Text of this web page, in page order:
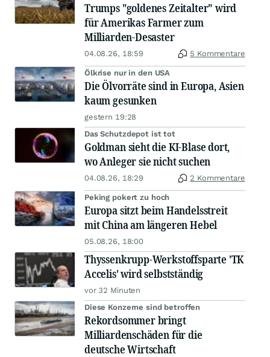
Trumps "goldenes Zeitalter" wird
für Amerikas Farmer zum
Milliarden-Desaster
04.08.26, 18:59 5 Kommentare
Ölkrise nur in den USA
Die Ölvorräte sind in Europa, Asien
kaum gesunken
gestern 19:28
Das Schutzdepot ist tot
Goldman sieht die KI-Blase dort,
wo Anleger sie nicht suchen
04.08.26, 18:29 2 Kommentare
Peking pokert zu hoch
Europa sitzt beim Handelsstreit
mit China am längeren Hebel
05.08.26, 18:00
Thyssenkrupp-Werkstoffsparte 'TK
Accelis' wird selbstständig
vor 32 Minuten
Diese Konzerne sind betroffen
Rekordsommer bringt
Milliardenschäden für die
deutsche Wirtschaft